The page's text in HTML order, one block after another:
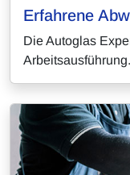
Erfahrene
Die Autoglas
Arbeitsausführung.